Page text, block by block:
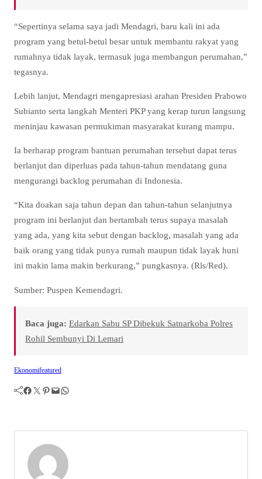
“Sepertinya selama saya jadi Mendagri, baru kali ini ada
program yang betul-betul besar untuk membantu rakyat yang
rumahnya tidak layak, termasuk juga membangun perumahan,”
tegasnya.
Lebih lanjut, Mendagri mengapresiasi arahan Presiden Prabowo
Subianto serta langkah Menteri PKP yang kerap turun langsung
meninjau kawasan permukiman masyarakat kurang mampu.
Ia berharap program bantuan perumahan tersebut dapat terus
berlanjut dan diperluas pada tahun-tahun mendatang guna
mengurangi backlog perumahan di Indonesia.
“Kita doakan saja tahun depan dan tahun-tahun selanjutnya
program ini berlanjut dan bertambah terus supaya masalah
yang ada, yang kita sebut dengan backlog, masalah yang ada
baik orang yang tidak punya rumah maupun tidak layak huni
ini makin lama makin berkurang,” pungkasnya. (Rls/Red).
Sumber: Puspen Kemendagri.
Baca juga: Edarkan Sabu SP Dibekuk Satnarkoba Polres
Rohil Sembunyi Di Lemari
Ekonomifeatured
Facebook Twitter Pinterest Mail WhatsApp